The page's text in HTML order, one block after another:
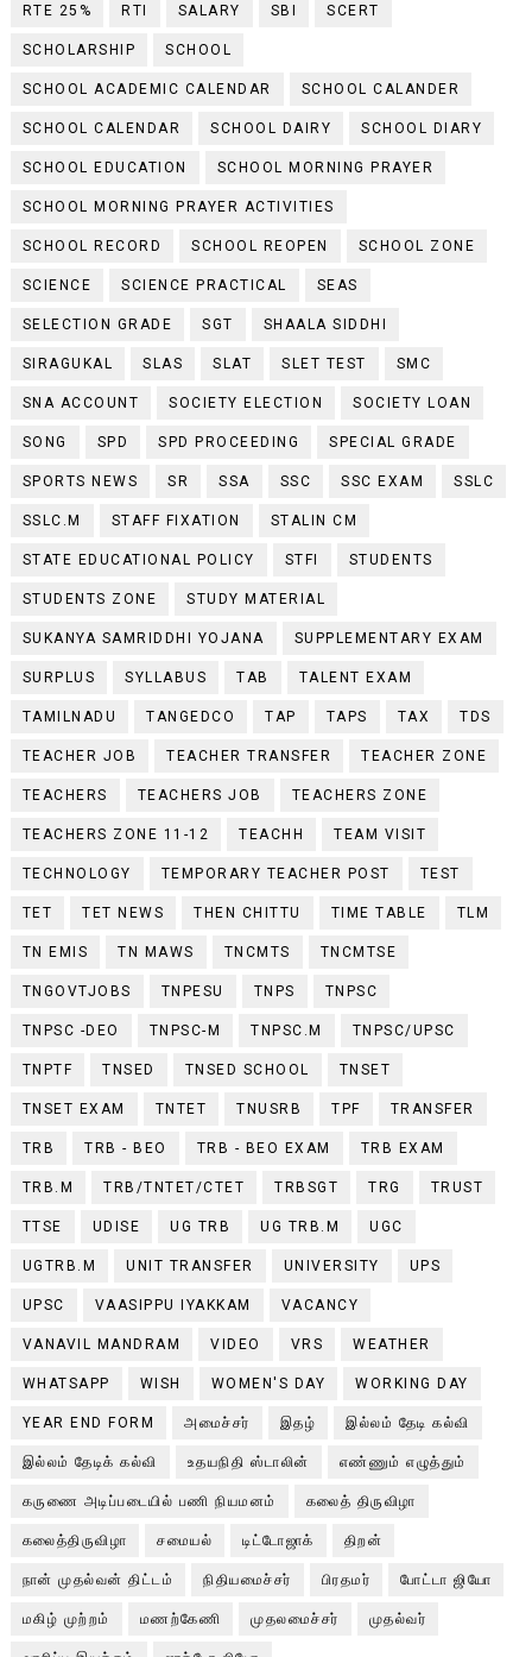
RTE 25% RTI SALARY SBI SCERT
SCHOLARSHIP SCHOOL
SCHOOL ACADEMIC CALENDAR SCHOOL CALANDER
SCHOOL CALENDAR SCHOOL DAIRY SCHOOL DIARY
SCHOOL EDUCATION SCHOOL MORNING PRAYER
SCHOOL MORNING PRAYER ACTIVITIES
SCHOOL RECORD SCHOOL REOPEN SCHOOL ZONE
SCIENCE SCIENCE PRACTICAL SEAS
SELECTION GRADE SGT SHAALA SIDDHI
SIRAGUKAL SLAS SLAT SLET TEST SMC
SNA ACCOUNT SOCIETY ELECTION SOCIETY LOAN
SONG SPD SPD PROCEEDING SPECIAL GRADE
SPORTS NEWS SR SSA SSC SSC EXAM SSLC
SSLC.M STAFF FIXATION STALIN CM
STATE EDUCATIONAL POLICY STFI STUDENTS
STUDENTS ZONE STUDY MATERIAL
SUKANYA SAMRIDDHI YOJANA SUPPLEMENTARY EXAM
SURPLUS SYLLABUS TAB TALENT EXAM
TAMILNADU TANGEDCO TAP TAPS TAX TDS
TEACHER JOB TEACHER TRANSFER TEACHER ZONE
TEACHERS TEACHERS JOB TEACHERS ZONE
TEACHERS ZONE 11-12 TEACHH TEAM VISIT
TECHNOLOGY TEMPORARY TEACHER POST TEST
TET TET NEWS THEN CHITTU TIME TABLE TLM
TN EMIS TN MAWS TNCMTS TNCMTSE
TNGOVTJOBS TNPESU TNPS TNPSC
TNPSC -DEO TNPSC-M TNPSC.M TNPSC/UPSC
TNPTF TNSED TNSED SCHOOL TNSET
TNSET EXAM TNTET TNUSRB TPF TRANSFER
TRB TRB - BEO TRB - BEO EXAM TRB EXAM
TRB.M TRB/TNTET/CTET TRBSGT TRG TRUST
TTSE UDISE UG TRB UG TRB.M UGC
UGTRB.M UNIT TRANSFER UNIVERSITY UPS
UPSC VAASIPPU IYAKKAM VACANCY
VANAVIL MANDRAM VIDEO VRS WEATHER
WHATSAPP WISH WOMEN'S DAY WORKING DAY
YEAR END FORM அமைச்சர் இதழ் இல்லம் தேடி கல்வி
இல்லம் தேடிக் கல்வி உதயநிதி ஸ்டாலின் எண்ணும் எழுத்தும்
கருணை அடிப்படையில் பணி நியமனம் கலைத் திருவிழா
கலைத்திருவிழா சமையல் டிட்டோஜாக் திறன்
நான் முதல்வன் திட்டம் நிதியமைச்சர் பிரதமர் போட்டா ஜியோ
மகிழ் முற்றம் மணற்கேணி முதலமைச்சர் முதல்வர்